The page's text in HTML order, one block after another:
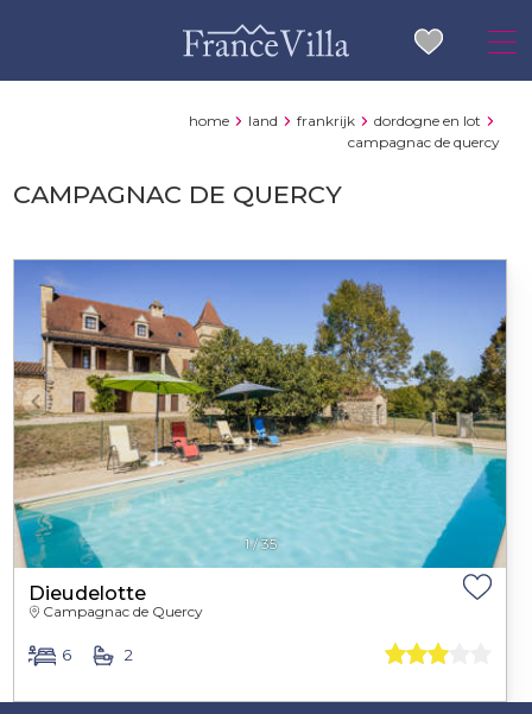
home land frankrijk
dordogne en lot
campagnac de quercy
CAMPAGNAC DE QUERCY
1/35
Dieudelotte
Campagnac de Quercy
6 2